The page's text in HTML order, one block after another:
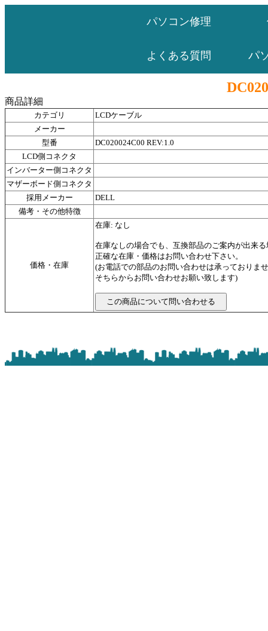
パソコン修理
よくある質問 パ
商品詳細
カテゴリ
LCDケーブル
メーカー
型番
DC020024C00 REV:1.0
LCD側コネクタ
インバーター側コネクタ
マザーボード側コネクタ
採用メーカー
DELL
備考・その他特徴
価格・在庫
在庫: なし
在庫なしの場合でも、互換部品のご案内が出来
正確な在庫・価格はお問い合わせ下さい。
(お電話での部品のお問い合わせは承っておりま
そちらからお問い合わせお願い致します)